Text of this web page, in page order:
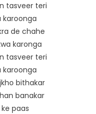
tasveer teri
karoonga
de chahe
karonga
tasveer teri
karoonga
bithakar
banakar
paas